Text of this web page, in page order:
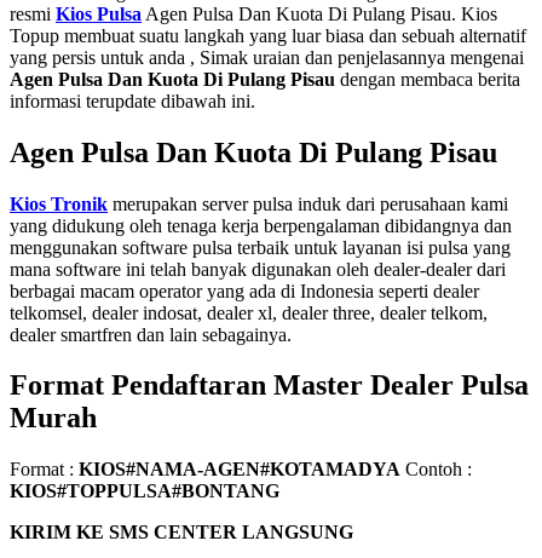
resmi Kios Pulsa Agen Pulsa Dan Kuota Di Pulang Pisau. Kios
Topup membuat suatu langkah yang luar biasa dan sebuah alternatif
yang persis untuk anda , Simak uraian dan penjelasannya mengenai
Agen Pulsa Dan Kuota Di Pulang Pisau dengan membaca berita
informasi terupdate dibawah ini.
Agen Pulsa Dan Kuota Di Pulang Pisau
Kios Tronik merupakan server pulsa induk dari perusahaan kami
yang didukung oleh tenaga kerja berpengalaman dibidangnya dan
menggunakan software pulsa terbaik untuk layanan isi pulsa yang
mana software ini telah banyak digunakan oleh dealer-dealer dari
berbagai macam operator yang ada di Indonesia seperti dealer
telkomsel, dealer indosat, dealer xl, dealer three, dealer telkom,
dealer smartfren dan lain sebagainya.
Format Pendaftaran Master Dealer Pulsa
Murah
Format : KIOS#NAMA-AGEN#KOTAMADYA Contoh :
KIOS#TOPPULSA#BONTANG
KIRIM KE SMS CENTER LANGSUNG